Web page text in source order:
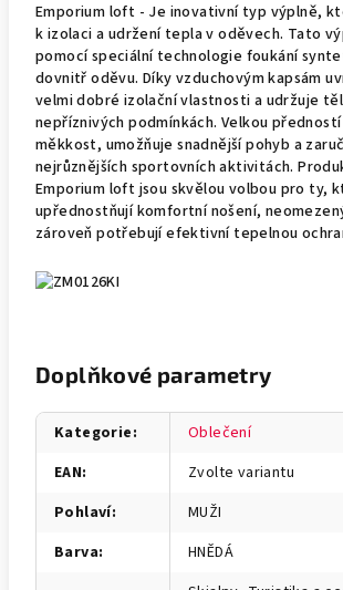
Emporium loft - Je inovativní typ výplně,
k izolaci a udržení tepla v oděvech. Tato
pomocí speciální technologie foukání
dovnitř oděvu. Díky vzduchovým kapsám
velmi dobré izolační vlastnosti a udržuje
nepříznivých podmínkách. Velkou
měkkost, umožňuje snadnější pohyb a
nejrůznějších sportovních aktivitách.
Emporium loft jsou skvělou volbou pro ty,
upřednostňují komfortní nošení,
zároveň potřebují efektivní tepelnou
Doplňkové parametry
Kategorie:
Oblečení
EAN:
Zvolte variantu
Pohlaví:
MUŽI
Barva: HNĚDÁ